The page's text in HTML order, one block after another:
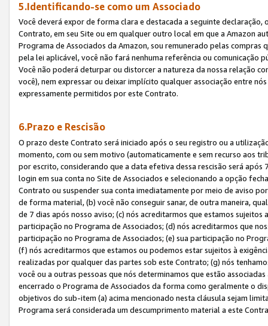
5.Identificando-se como um Associado
Você deverá expor de forma clara e destacada a seguinte
Contrato, em seu Site ou em qualquer outro local em que a Amazon
Programa de Associados da Amazon, sou remunerado pelas
pela lei aplicável, você não fará nenhuma referência ou comunicação
Você não poderá deturpar ou distorcer a natureza da nossa relação
você), nem expressar ou deixar implícito qualquer associação entre
expressamente permitidos por este Contrato.
6.Prazo e Rescisão
O prazo deste Contrato será iniciado após o seu registro ou a
momento, com ou sem motivo (automaticamente e sem recurso aos
por escrito, considerando que a data efetiva dessa rescisão será
login em sua conta no Site de Associados e selecionando a opção
Contrato ou suspender sua conta imediatamente por meio de aviso
de forma material, (b) você não conseguir sanar, de outra maneira,
de 7 dias após nosso aviso; (c) nós acreditarmos que estamos
participação no Programa de Associados; (d) nós acreditarmos que
participação no Programa de Associados; (e) sua participação no
(f) nós acreditarmos que estamos ou podemos estar sujeitos à
realizadas por qualquer das partes sob este Contrato; (g) nós
você ou a outras pessoas que nós determinamos que estão
encerrado o Programa de Associados da forma como geralmente o
objetivos do sub-item (a) acima mencionado nesta cláusula sejam
Programa será considerada um descumprimento material a este